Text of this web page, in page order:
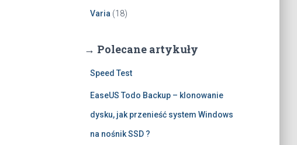
Varia (18)
→ Polecane artykuły
Speed Test
EaseUS Todo Backup – klonowanie
dysku, jak przenieść system Windows
na nośnik SSD ?